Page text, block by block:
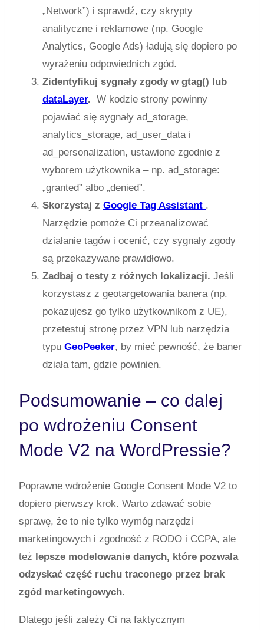
„Network”) i sprawdź, czy skrypty
analityczne i reklamowe (np. Google
Analytics, Google Ads) ładują się dopiero po
wyrażeniu odpowiednich zgód.
Zidentyfikuj sygnały zgody w gtag() lub
dataLayer. W kodzie strony powinny
pojawiać się sygnały ad_storage,
analytics_storage, ad_user_datai
ad_personalization, ustawione zgodnie z
wyborem użytkownika – np. ad_storage:
„granted” albo „denied”.
Skorzystaj z Google Tag Assistant .
Narzędzie pomoże Ci przeanalizować
działanie tagów i ocenić, czy sygnały zgody
są przekazywane prawidłowo.
Zadbaj o testy z różnych lokalizacji. Jeśli
korzystasz z geotargetowania banera (np.
pokazujesz go tylko użytkownikom z UE),
przetestuj stronę przez VPN lub narzędzia
typu GeoPeeker, by mieć pewność, że baner
działa tam, gdzie powinien.
Podsumowanie – co dalej
po wdrożeniu Consent
Mode V2 na WordPressie?
Poprawne wdrożenie Google Consent Mode V2 to
dopiero pierwszy krok. Warto zdawać sobie
sprawę, że to nie tylko wymóg narzędzi
marketingowych i zgodność z RODO i CCPA, ale
też lepsze modelowanie danych, które pozwala
odzyskać część ruchu traconego przez brak
zgód marketingowych.
Dlatego jeśli zależy Ci na faktycznym